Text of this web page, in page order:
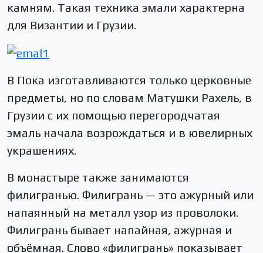
камням. Такая техника эмали характерна
для Византии и Грузии.
В Пока изготавливаются только церковные
предметы, но по словам Матушки Рахель, в
Грузии с их помощью перегородчатая
эмаль начала возрождаться и в ювелирных
украшениях.
В монастыре также занимаются
филигранью. Филигрань — это ажурный или
напаянный на металл узор из проволоки.
Филигрань бывает напайная, ажурная и
объёмная. Слово «филигрань» показывает